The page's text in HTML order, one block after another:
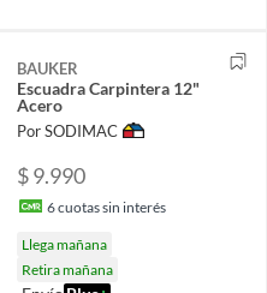
BAUKER
Escuadra Carpintera 12"
Acero
Por SODIMAC
$ 9.990
6cuotas sin interés
Llega mañana
Retira mañana